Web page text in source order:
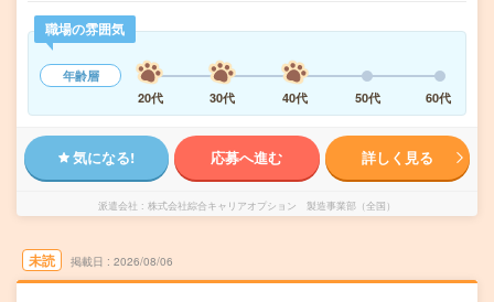
職場の雰囲気
年齢層
20代
30代 40代 50代 60代
気になる! 応募へ進む 詳しく見る
派遣会社 株式会社綜合キャリアオプション 製造事業部（全国）
未読 掲載日 2026/08/06